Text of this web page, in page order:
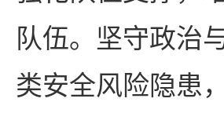
队伍。坚守政治
类安全风险隐患